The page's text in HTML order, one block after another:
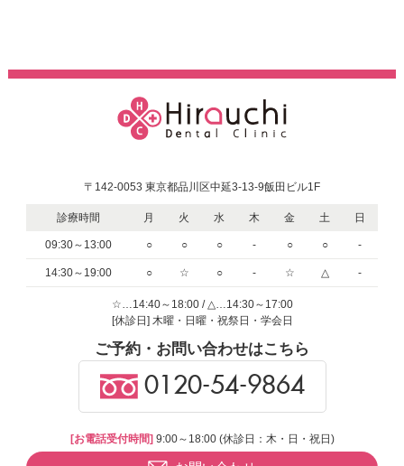
〒142-0053 東京都品川区中延3-13-9飯田ビル1F
診療時間 月 火 水 木 金 土 日
09:30～13:00 ○ ○ ○ - ○ ○ -
14:30～19:00 ○ ☆ ○ - ☆ △ -
☆…14:40～18:00 / △…14:30～17:00
[休診日] 木曜・日曜・祝祭日・学会日
ご予約・お問い合わせはこちら
0120-54-9864
[お電話受付時間] 9:00～18:00 (休診日：木・日・祝日)